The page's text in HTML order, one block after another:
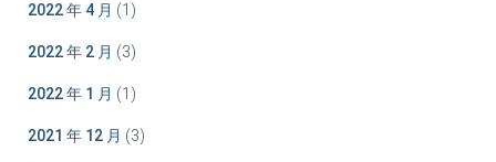
2022 年 4 月 (1)
2022 年 2 月 (3)
2022 年 1 月 (1)
2021 年 12 月 (3)